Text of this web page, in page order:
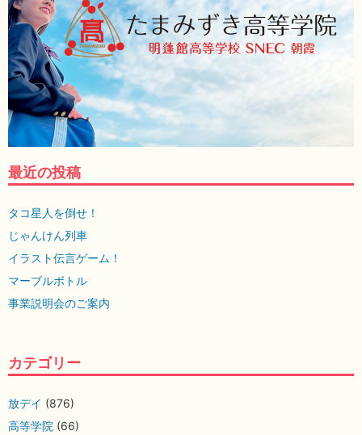
最近の投稿
タコ星人を倒せ！
じゃんけん列車
イラスト伝言ゲーム！
マーブルボトル
事業説明会のご案内
カテゴリー
放デイ (876)
高等学院 (66)